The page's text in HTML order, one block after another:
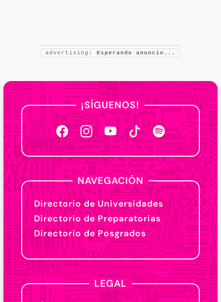
advertising: Esperando anuncio...
¡SÍGUENOS!
NAVEGACIÓN
Directorio de Universidades
Directorio de Preparatorias
Directorio de Posgrados
LEGAL